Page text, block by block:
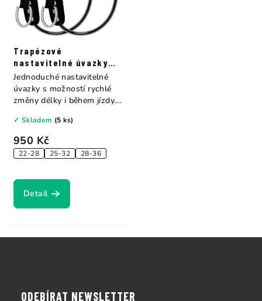
Trapézové
nastavitelné úvazky
Unifiber Essentials
950 Kč
22-28 25-32 28-36
✓ Skladem (5 ks)
Detail
Jednoduché nastavitelné
úvazky s možností rychlé
změny délky i během jízdy.
ODEBÍRAT NEWSLETTER